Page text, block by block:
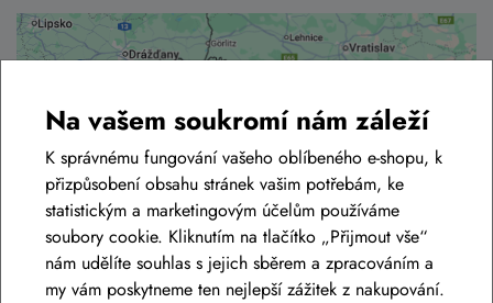
Na vašem soukromí nám záleží
K správnému fungování vašeho oblíbeného e-shopu, k
přizpůsobení obsahu stránek vašim potřebám, ke
statistickým a marketingovým účelům používáme
soubory cookie. Kliknutím na tlačítko „Přijmout vše“
nám udělíte souhlas s jejich sběrem a zpracováním a
my vám poskytneme ten nejlepší zážitek z nakupování.